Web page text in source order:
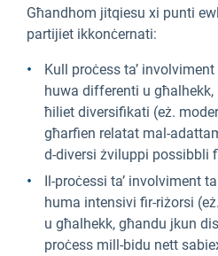
Għandhom jitqiesu xi punti
partijiet ikkonċernati:
Kull proċess ta’
huwa differenti u għalhekk,
ħiliet diversifikati (eż.
għarfien relatat mal-
d-diversi żviluppi possibbli
Il-proċessi ta’ involviment
huma intensivi fir-riżorsi
u għalhekk, għandu jkun
proċess mill-bidu nett